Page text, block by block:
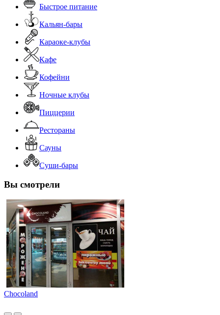
Быстрое питание
Кальян-бары
Караоке-клубы
Кафе
Кофейни
Ночные клубы
Пиццерии
Рестораны
Сауны
Суши-бары
Вы смотрели
Chocoland